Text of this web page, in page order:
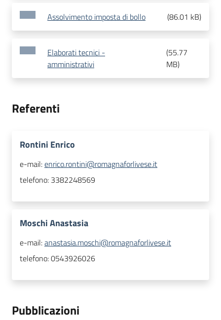
Assolvimento imposta di bollo (86.01 kB)
Elaborati tecnici -
amministrativi
(55.77
MB)
Referenti
Rontini Enrico
e-mail:enrico.rontini@romagnaforlivese.it
telefono: 3382248569
Moschi Anastasia
e-mail:anastasia.moschi@romagnaforlivese.it
telefono:0543926026
Pubblicazioni